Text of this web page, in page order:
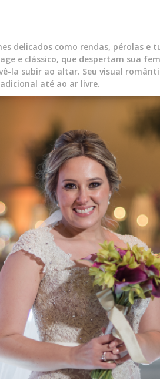
delicados como rendas, pérolas e
e clássico, que despertam sua
la subir ao altar. Seu visual
até ao ar livre.